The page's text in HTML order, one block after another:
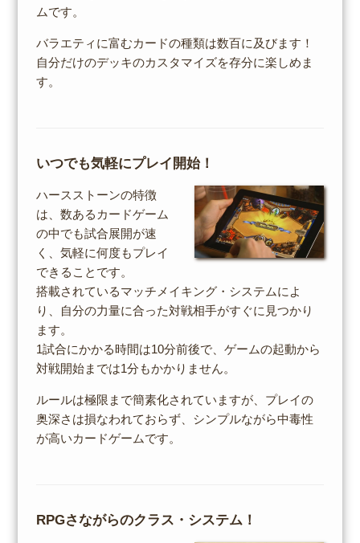
ムです。
バラエティに富むカードの種類は数百に及びます！
自分だけのデッキのカスタマイズを存分に楽しめま
す。
いつでも気軽にプレイ開始！
ハースストーンの特徴
は、数あるカードゲーム
の中でも試合展開が速
く、気軽に何度もプレイ
できることです。
搭載されているマッチメイキング・システムによ
り、自分の力量に合った対戦相手がすぐに見つかり
ます。
1試合にかかる時間は10分前後で、ゲームの起動から
対戦開始までは1分もかかりません。
ルールは極限まで簡素化されていますが、プレイの
奥深さは損なわれておらず、シンプルながら中毒性
が高いカードゲームです。
RPGさながらのクラス・システム！